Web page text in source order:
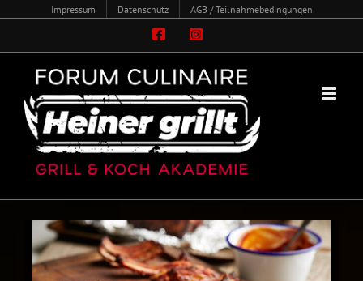
Impressum Datenschutz AGB / Teilnahmebedingungen
Facebook
Instagram